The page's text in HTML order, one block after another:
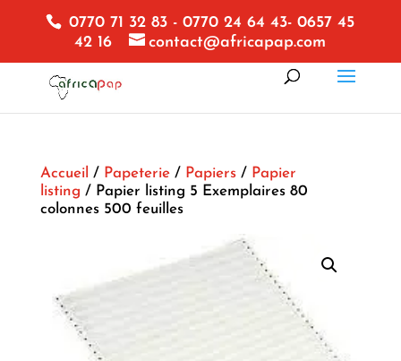
0770 71 32 83 - 0770 24 64 43- 0657 45
42 16
contact@africapap.com
Accueil / Papeterie/ Papiers/ Papier
listing / Papier listing 5 Exemplaires 80
colonnes 500 feuilles